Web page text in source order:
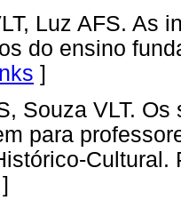
Luz AFS. As
do ensino
]
Souza VLT.
para
Cultural.
]